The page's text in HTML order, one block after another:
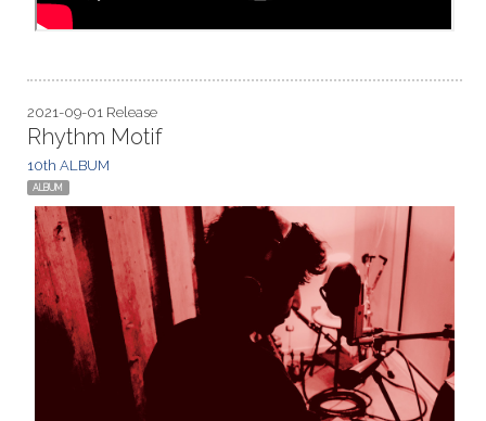
2021-09-01 Release
Rhythm Motif
10th ALBUM
ALBUM